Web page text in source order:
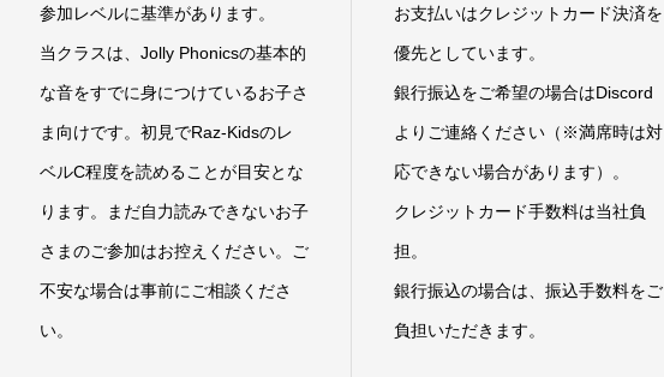
参加レベルに基準があります。
当クラスは、Jolly Phonicsの基本的
な音をすでに身につけているお子さ
ま向けです。初見でRaz-Kidsのレ
ベルC程度を読めることが目安とな
ります。まだ自力読みできないお子
さまのご参加はお控えください。ご
不安な場合は事前にご相談くださ
い。
お支払いはクレジットカード決済を
優先としています。
銀行振込をご希望の場合はDiscord
よりご連絡ください（※満席時は対
応できない場合があります）。
クレジットカード手数料は当社負
担。
銀行振込の場合は、振込手数料をご
負担いただきます。